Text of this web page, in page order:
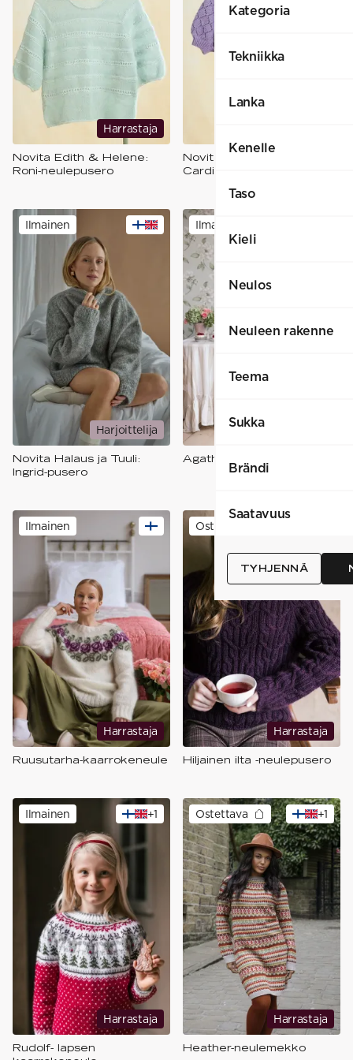
Kategoria
Tekniikka
Lanka
Kenelle
Taso
Kieli
Neulos
Neuleen rakenne
Teema
Sukka
Brändi
Saatavuus
TYHJENNÄ
Harrastaja
Novita Edith & Helene:
Roni-neulepusero
Novita Helene: Anders
Cardigan
Harjoittelija
Ilmainen
Novita Halaus ja Tuuli:
Ingrid-pusero
Ilmainen
Agatha-kaarrokeneule
Harrastaja
Ilmainen
Ruusutarha-kaarrokeneule
Harrastaja
Ostettava
Hiljainen ilta -neulepusero
+1
Harrastaja
Ilmainen
Rudolf- lapsen
+1
Harrastaja
Ostettava
Heather-neulemekko